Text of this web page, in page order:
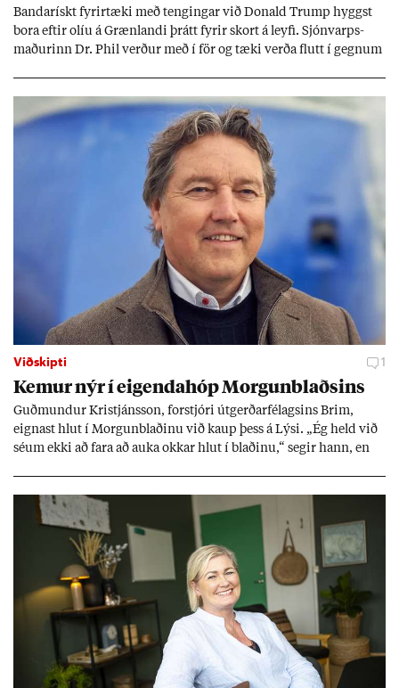
Banda­rískt fyr­ir­tæki með teng­ing­ar við Don­ald Trump hyggst
bora eft­ir olíu á Græn­landi þrátt fyr­ir skort á leyfi. Sjón­varps­
mað­ur­inn Dr. Phil verð­ur með í för og tæki verða flutt í gegn­um
Viðskipti 1
Kem­ur nýr í eig­enda­hóp Morg­un­blaðs­ins
Guð­mund­ur Kristjáns­son, for­stjóri út­gerð­ar­fé­lags­ins Brim,
eign­ast hlut í Morg­un­blað­inu við kaup þess á Lýsi. „Ég held við
sé­um ekki að fara að auka okk­ar hlut í blað­inu,“ seg­ir hann, en